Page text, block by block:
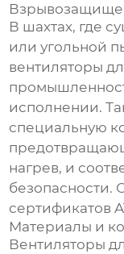
В шахтах, где
или угольной
вентиляторы
исполнении.
специальную
нагрев, и
безопасности.
сертификатов
Материалы и
Вентиляторы